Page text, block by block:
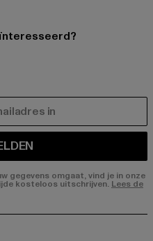
gegevens omgaat, vind je in onze
kosteloos uitschrijven. Lees de